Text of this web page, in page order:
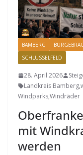
BAMBERG
SCHLÜSSELFELD
28. April 2026
Landkreis Bamberg,
Windparks,Windräder
mit
werden